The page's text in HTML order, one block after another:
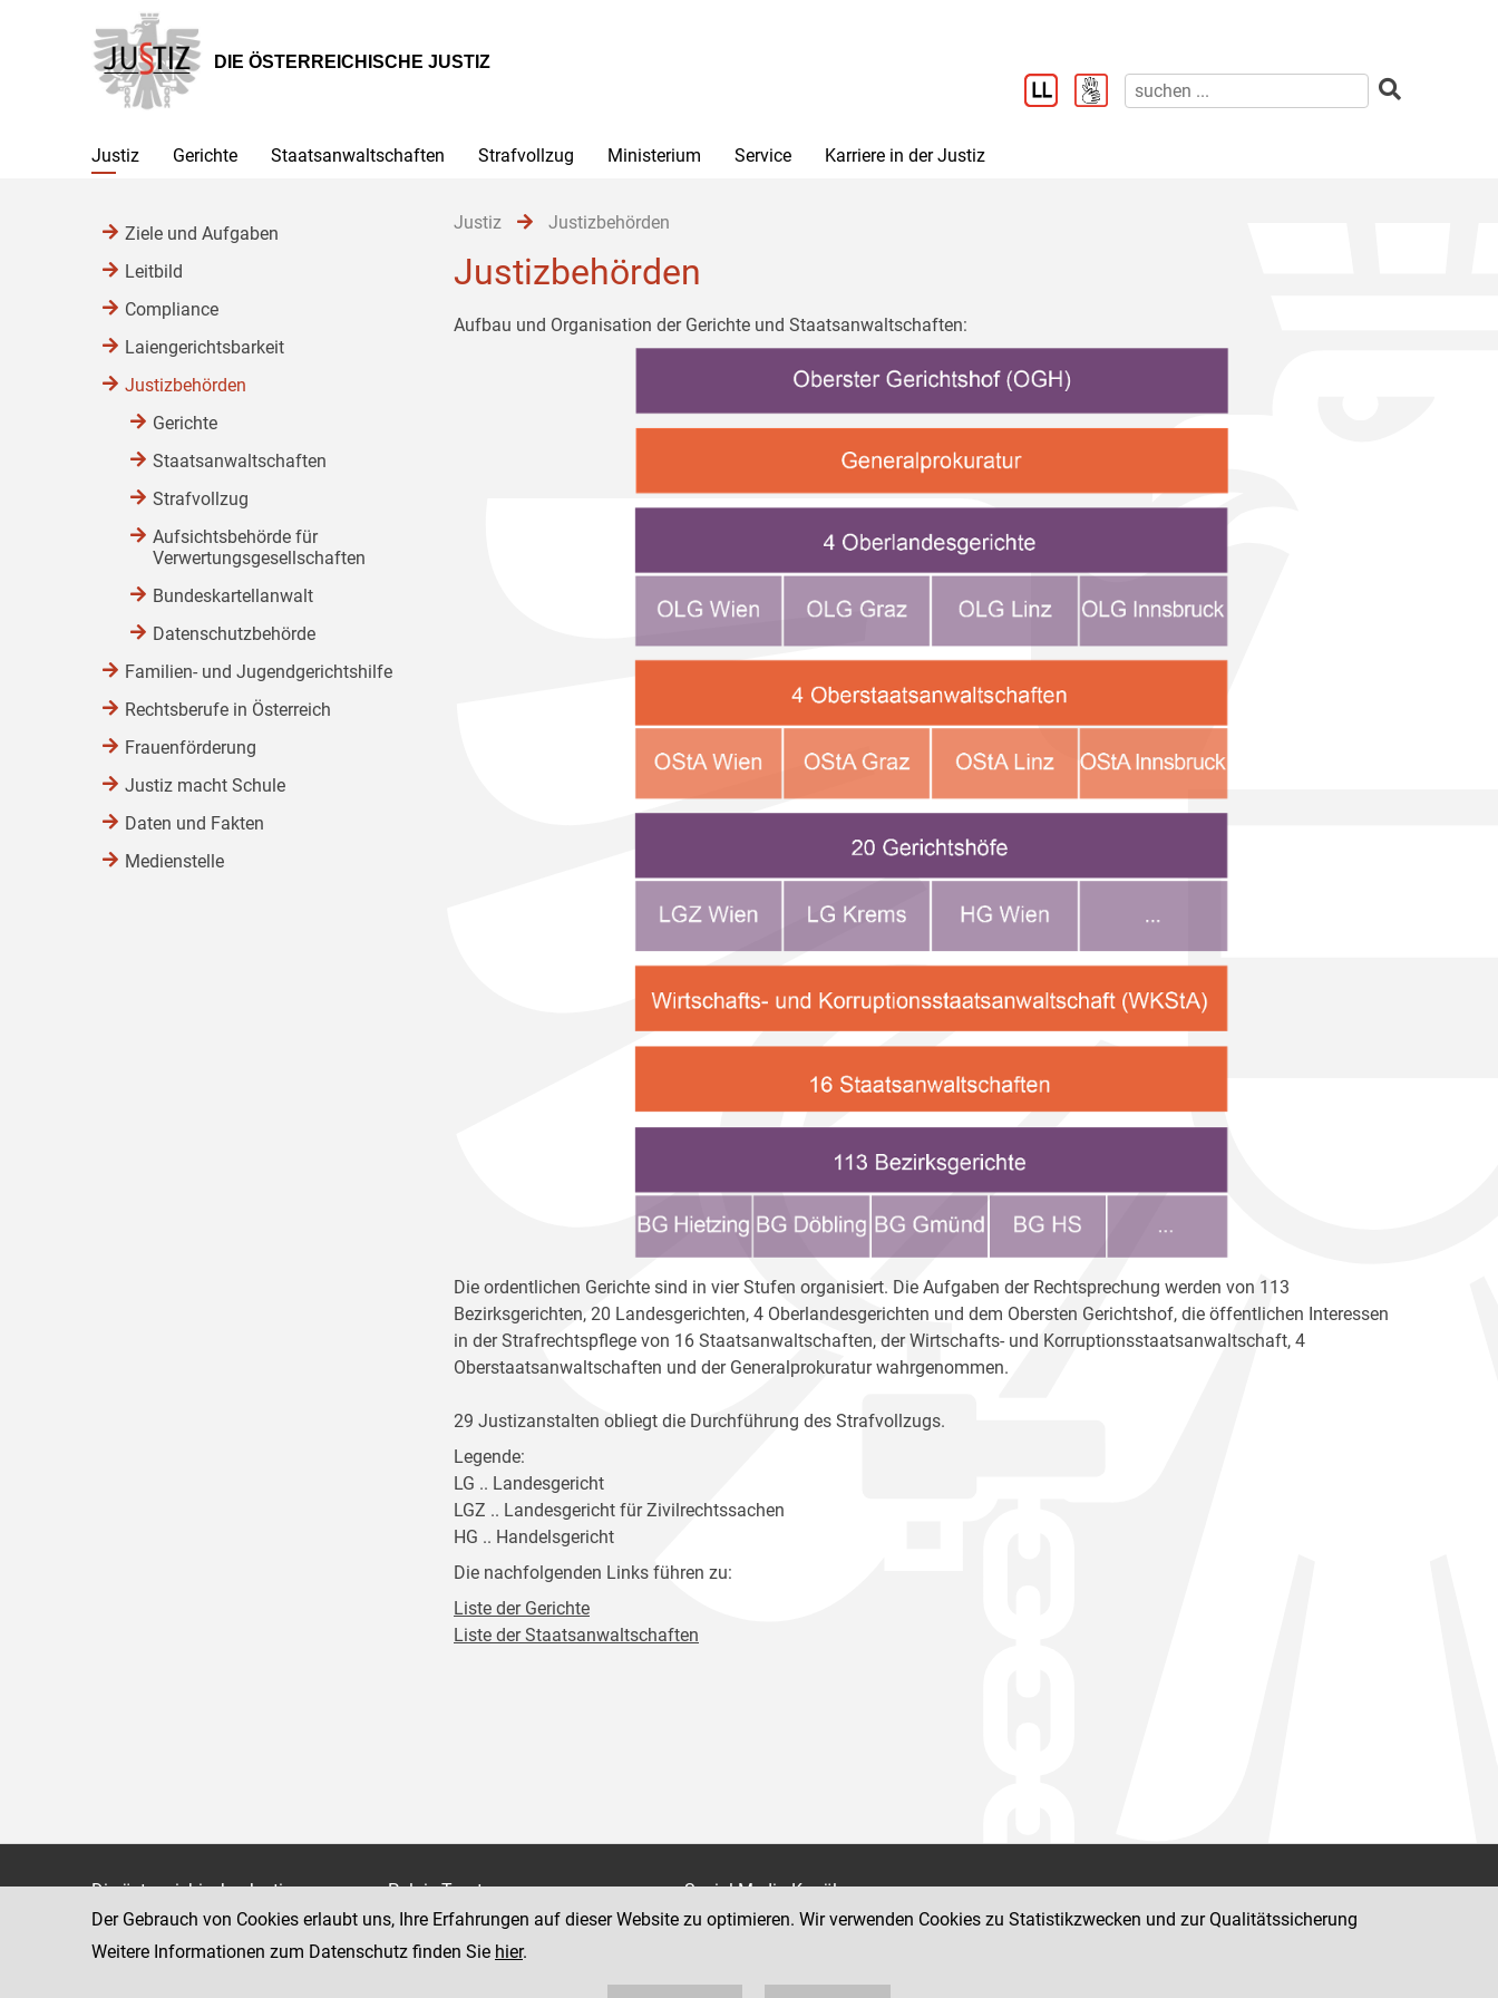
Hauptnavigation
[1]
Inhalt
[2]
Untermenü
[3]
DIE ÖSTERREICHISCHE JUSTIZ
Justiz Gerichte Staatsanwaltschaften Strafvollzug Ministerium Service Karriere in der Justiz
Justiz Justizbehörden
Justizbehörden
Aufbau und Organisation der Gerichte und Staatsanwaltschaften:
Die ordentlichen Gerichte sind in vier Stufen organisiert. Die Aufgaben der Rechtsprechung werden von 113
Bezirksgerichten, 20 Landesgerichten, 4 Oberlandesgerichten und dem Obersten Gerichtshof, die öffentlichen Interessen
in der Strafrechtspflege von 16 Staatsanwaltschaften, der Wirtschafts- und Korruptionsstaatsanwaltschaft, 4
Oberstaatsanwaltschaften und der Generalprokuratur wahrgenommen.
29 Justizanstalten obliegt die Durchführung des Strafvollzugs.
Legende:
LG .. Landesgericht
LGZ .. Landesgericht für Zivilrechtssachen
HG .. Handelsgericht
Die nachfolgenden Links führen zu:
Liste der Gerichte
Liste der Staatsanwaltschaften
Ziele und Aufgaben
Leitbild
Compliance
Laiengerichtsbarkeit
Justizbehörden
Gerichte
Staatsanwaltschaften
Strafvollzug
Aufsichtsbehörde für
Verwertungsgesellschaften
Bundeskartellanwalt
Datenschutzbehörde
Familien- und Jugendgerichtshilfe
Rechtsberufe in Österreich
Frauenförderung
Justiz macht Schule
Daten und Fakten
Medienstelle
Die österreichische Justiz
Bundesministerium für Justiz
justiz.gv.at
Palais Trautson
Museumstraße 7
1070 Wien
Social Media Kanäle
der Justiz und des BMJ
Der Gebrauch von Cookies erlaubt uns, Ihre Erfahrungen auf dieser Website zu optimieren. Wir verwenden Cookies zu Statistikzwecken und zur Qualitätssicherung
Weitere Informationen zum Datenschutz finden Sie hier.